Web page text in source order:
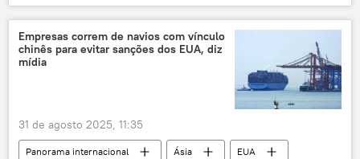
Ásia e Oceania
Donald Trump
Estados Unidos
Sul Global
BRICS
Organização do Tratado de Segurança Coletiva (OTSC)
interferência estrangeira
política internacional
Empresas correm de navios com vínculo
chinês para evitar sanções dos EUA, diz
mídia
31 de agosto 2025, 11:35
Panorama internacional Ásia
EUA